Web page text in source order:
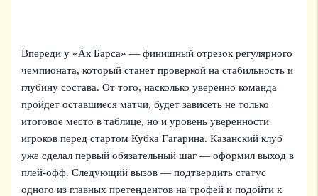
Впереди у «Ак Барса» — финишный отрезок регулярного
чемпионата, который станет проверкой на стабильность и
глубину состава. От того, насколько уверенно команда
пройдет оставшиеся матчи, будет зависеть не только
итоговое место в таблице, но и уровень уверенности
игроков перед стартом Кубка Гагарина. Казанский клуб
уже сделал первый обязательный шаг — оформил выход в
плей‑офф. Следующий вызов — подтвердить статус
одного из главных претендентов на трофей и подойти к